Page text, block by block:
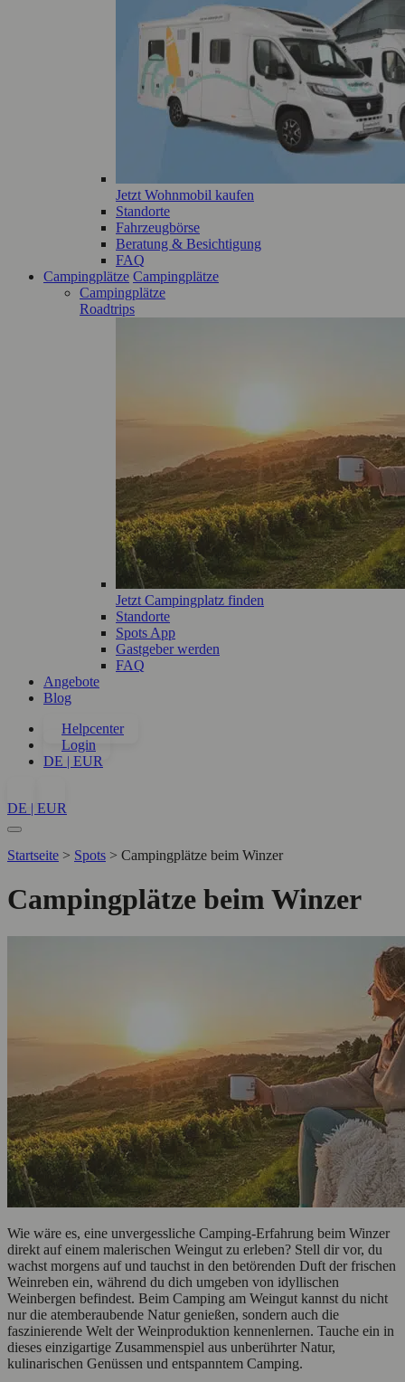
Jetzt Wohnmobil kaufen
Standorte
Fahrzeugbörse
Beratung & Besichtigung
FAQ
Campingplätze Campingplätze
Campingplätze
Roadtrips
Jetzt Campingplatz finden
Standorte
Spots App
Gastgeber werden
FAQ
Angebote
Blog
Helpcenter
Login
DE | EUR
DE | EUR
Startseite > Spots > Campingplätze beim Winzer
Campingplätze beim Winzer
Wie wäre es, eine unvergessliche Camping-Erfahrung beim Winzer
direkt auf einem malerischen Weingut zu erleben? Stell dir vor, du
wachst morgens auf und tauchst in den betörenden Duft der frischen
Weinreben ein, während du dich umgeben von idyllischen
Weinbergen befindest. Beim Camping am Weingut kannst du nicht
nur die atemberaubende Natur genießen, sondern auch die
faszinierende Welt der Weinproduktion kennenlernen. Tauche ein in
dieses einzigartige Zusammenspiel aus unberührter Natur,
kulinarischen Genüssen und entspanntem Camping.